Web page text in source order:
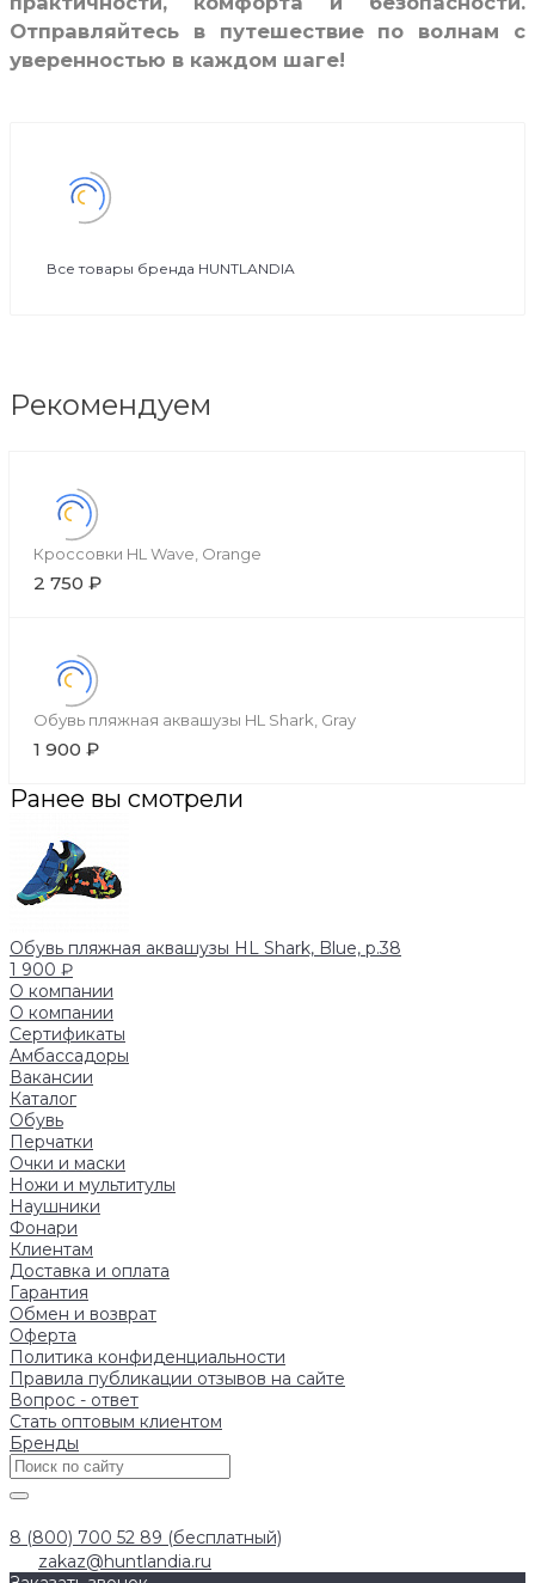
Отправляйтесь в путешествие по волнам с
уверенностью в каждом шаге!
Все товары бренда HUNTLANDIA
Рекомендуем
Кроссовки HL Wave, Orange
2 750 ₽
Обувь пляжная аквашузы HL Shark, Gray
1 900 ₽
Ранее вы смотрели
Обувь пляжная аквашузы HL Shark, Blue, р.38
1 900 ₽
О компании
О компании
Сертификаты
Амбассадоры
Вакансии
Каталог
Обувь
Перчатки
Очки и маски
Ножи и мультитулы
Наушники
Фонари
Клиентам
Доставка и оплата
Гарантия
Обмен и возврат
Оферта
Политика конфиденциальности
Правила публикации отзывов на сайте
Вопрос - ответ
Стать оптовым клиентом
Бренды
8 (800) 700 52 89 (бесплатный)
zakaz@huntlandia.ru